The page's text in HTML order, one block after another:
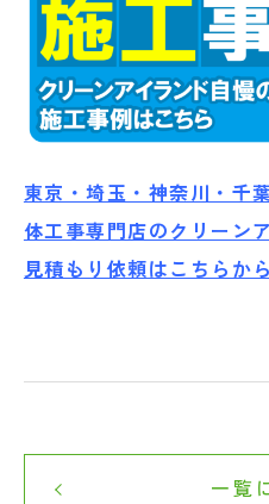
東京・埼玉・神奈川・千
体工事専門店のクリーン
見積もり依頼はこちらか
一覧